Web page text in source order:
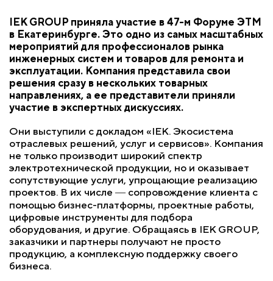
IEK GROUP приняла участие в 47-м Форуме ЭТМ
в Екатеринбурге. Это одно из самых масштабных
мероприятий для профессионалов рынка
инженерных систем и товаров для ремонта и
эксплуатации. Компания представила свои
решения сразу в нескольких товарных
направлениях, а ее представители приняли
участие в экспертных дискуссиях.
Они выступили с докладом «IEK. Экосистема
отраслевых решений, услуг и сервисов». Компания
не только производит широкий спектр
электротехнической продукции, но и оказывает
сопутствующие услуги, упрощающие реализацию
проектов. В их числе ― сопровождение клиента с
помощью бизнес-платформы, проектные работы,
цифровые инструменты для подбора
оборудования, и другие. Обращаясь в IEK GROUP,
заказчики и партнеры получают не просто
продукцию, а комплексную поддержку своего
бизнеса.